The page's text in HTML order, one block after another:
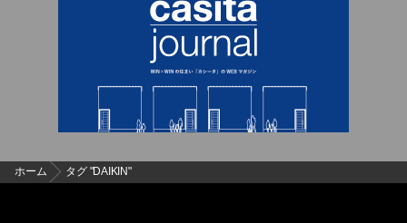
ホーム タグ "DAIKIN"